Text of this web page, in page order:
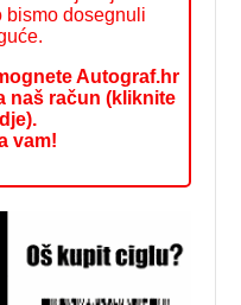
bismo dosegnuli
Autograf.hr
naš račun (kliknite
vam!